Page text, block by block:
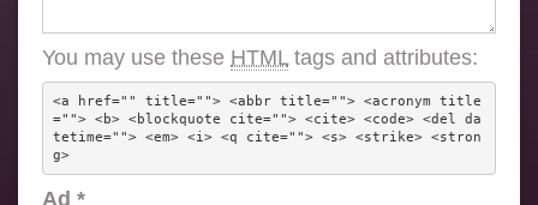
You may use these HTMLtags and attributes:
<a href="" title=""> <abbr title=""> <acronym title
=""> <b> <blockquote cite=""> <cite> <code> <del da
tetime=""> <em> <i> <q cite=""> <s> <strike> <stron
g>
Ad *